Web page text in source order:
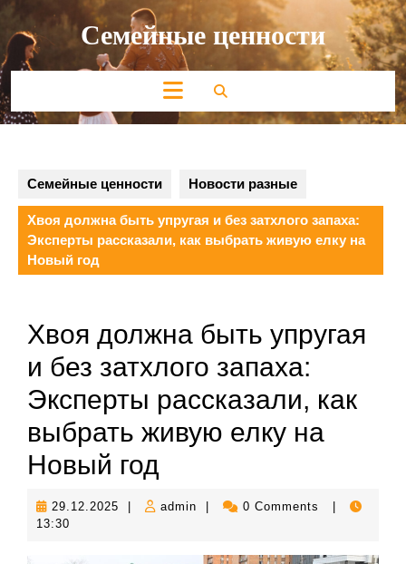
Перейти
содержимому Семейные ценности
Кнопка
Открыть
Семейные ценности Новости разные
Хвоя должна быть упругая и без затхлого запаха:
Эксперты рассказали, как выбрать живую елку на
Новый год
Хвоя должна быть упругая
и без затхлого запаха:
Эксперты рассказали, как
выбрать живую елку на
Новый год
29.12.2025 29.12.2025
admin admin 0 Comments
13:30